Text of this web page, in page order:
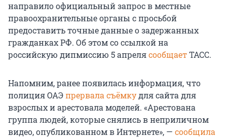
направило официальный запрос в местные
правоохранительные органы с просьбой
предоставить точные данные о задержанных
гражданках РФ. Об этом со ссылкой на
российскую дипмиссию 5 апрелясообщаетТАСС.
Напомним, ранее появилась информация, что
полиция ОАЭпрервала съёмкудля сайта для
взрослых и арестовала моделей. «Арестована
группа людей, которые снялись в неприличном
видео, опубликованном в Интернете», — сообщила